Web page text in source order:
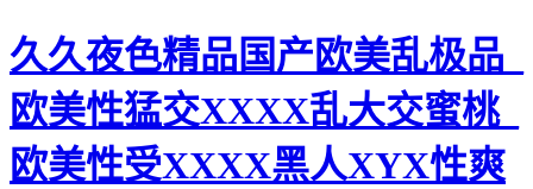
久久夜色精品国产欧美乱极品_
欧美性猛交XXXX乱大交蜜桃_
欧美性受XXXX黑人XYX性爽